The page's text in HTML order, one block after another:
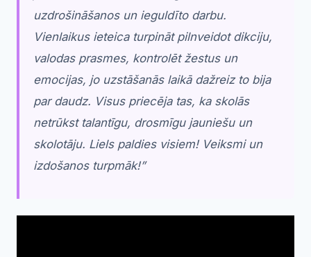
uzdrošināšanos un ieguldīto darbu.
Vienlaikus ieteica turpināt pilnveidot dikciju,
valodas prasmes, kontrolēt žestus un
emocijas, jo uzstāšanās laikā dažreiz to bija
par daudz. Visus priecēja tas, ka skolās
netrūkst talantīgu, drosmīgu jauniešu un
skolotāju. Liels paldies visiem! Veiksmi un
izdošanos turpmāk!”